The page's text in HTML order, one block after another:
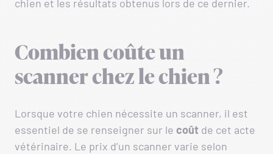
chien et les résultats obtenus lors de ce dernier.
Combien coûte un
scanner chez le chien ?
Lorsque votre chien nécessite un scanner, il est
essentiel de se renseigner sur le coût de cet acte
vétérinaire. Le prix d’un scanner varie selon